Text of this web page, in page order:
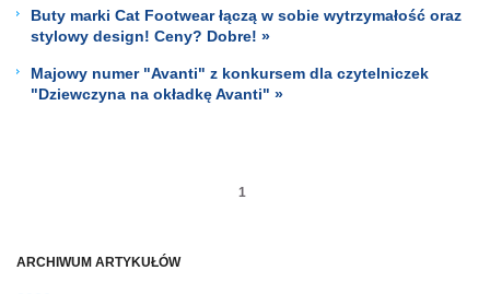
ARCHIWUM ARTYKUŁÓW
Buty marki Cat Footwear łączą w sobie wytrzymałość oraz
stylowy design! Ceny? Dobre! »
Majowy numer "Avanti" z konkursem dla czytelniczek
"Dziewczyna na okładkę Avanti" »
1